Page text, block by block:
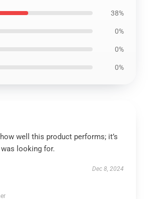
38%
0%
0%
0%
well this product performs; it’s
looking for.
Dec 8, 2024